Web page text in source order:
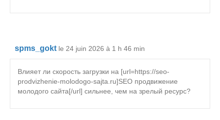
spms_gokt le 24 juin 2026 à 1 h 46 min
Влияет ли скорость загрузки на [url=https://seo-
prodvizhenie-molodogo-sajta.ru]SEO продвижение
молодого сайта[/url] сильнее, чем на зрелый ресурс?